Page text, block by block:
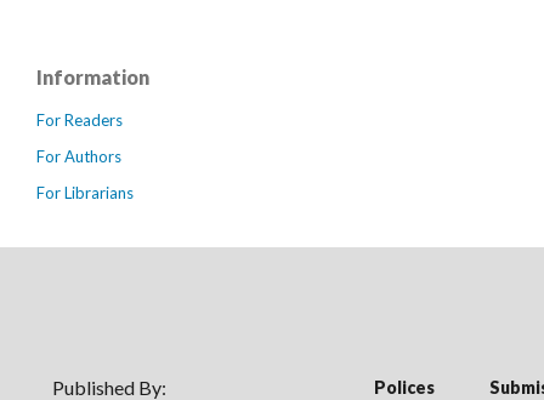
Information
For Readers
For Authors
For Librarians
Published By:
Polices